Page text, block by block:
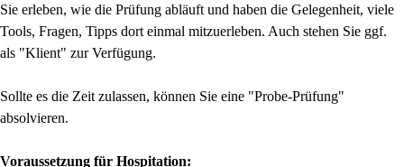
Sie erleben, wie die Prüfung abläuft und haben die Gelegenheit, viele
Tools, Fragen, Tipps dort einmal mitzuerleben. Auch stehen Sie ggf.
als "Klient" zur Verfügung.
Sollte es die Zeit zulassen, können Sie eine "Probe-Prüfung"
absolvieren.
Voraussetzung für Hospitation: